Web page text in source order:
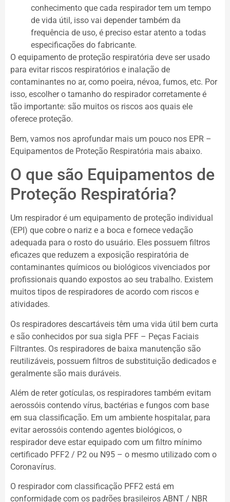
conhecimento que cada respirador tem um tempo
de vida útil, isso vai depender também da
frequência de uso, é preciso estar atento a todas
especificações do fabricante.
O equipamento de proteção respiratória deve ser usado
para evitar riscos respiratórios e inalação de
contaminantes no ar, como poeira, névoa, fumos, etc. Por
isso, escolher o tamanho do respirador corretamente é
tão importante: são muitos os riscos aos quais ele
oferece proteção.
Bem, vamos nos aprofundar mais um pouco nos EPR –
Equipamentos de Proteção Respiratória mais abaixo.
O que são Equipamentos de
Proteção Respiratória?
Um respirador é um equipamento de proteção individual
(EPI) que cobre o nariz e a boca e fornece vedação
adequada para o rosto do usuário. Eles possuem filtros
eficazes que reduzem a exposição respiratória de
contaminantes químicos ou biológicos vivenciados por
profissionais quando expostos ao seu trabalho. Existem
muitos tipos de respiradores de acordo com riscos e
atividades.
Os respiradores descartáveis ​​têm uma vida útil bem curta
e são conhecidos por sua sigla PFF – Peças Faciais
Filtrantes. Os respiradores de baixa manutenção são
reutilizáveis, possuem filtros de substituição dedicados e
geralmente são mais duráveis.
Além de reter gotículas, os respiradores também evitam
aerossóis contendo vírus, bactérias e fungos com base
em sua classificação. Em um ambiente hospitalar, para
evitar aerossóis contendo agentes biológicos, o
respirador deve estar equipado com um filtro mínimo
certificado PFF2 / P2 ou N95 – o mesmo utilizado com o
Coronavírus.
O respirador com classificação PFF2 está em
conformidade com os padrões brasileiros ABNT / NBR